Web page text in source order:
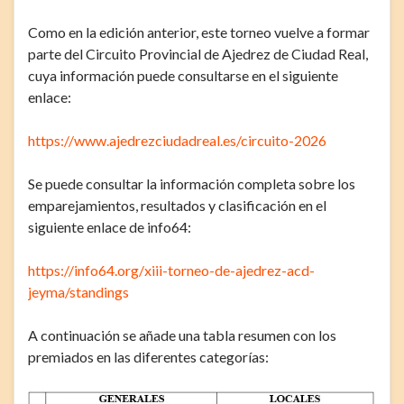
Como en la edición anterior, este torneo vuelve a formar
parte del Circuito Provincial de Ajedrez de Ciudad Real,
cuya información puede consultarse en el siguiente
enlace:
https://www.ajedrezciudadreal.es/circuito-2026
Se puede consultar la información completa sobre los
emparejamientos, resultados y clasificación en el
siguiente enlace de info64:
https://info64.org/xiii-torneo-de-ajedrez-acd-
jeyma/standings
A continuación se añade una tabla resumen con los
premiados en las diferentes categorías: